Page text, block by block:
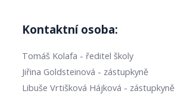
Kontaktní osoba:
Tomáš Kolafa - ředitel školy
Jiřina Goldsteinová - zástupkyně
Libuše Vrtišková Hájková - zástupkyně